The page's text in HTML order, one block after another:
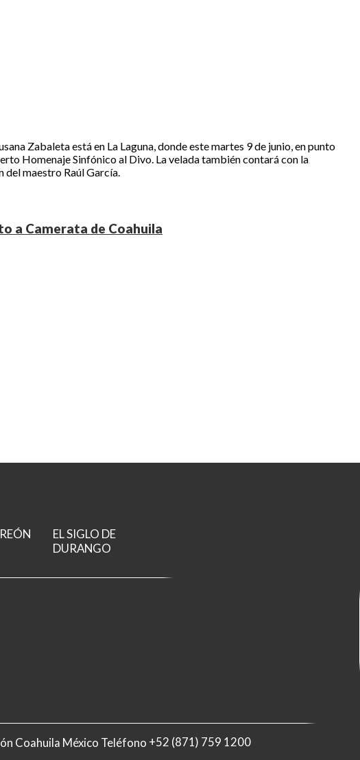
Zabaleta está en La Laguna, donde este martes 9 de junio, en punto
Homenaje Sinfónico al Divo. La velada también contará con la
maestro Raúl García.
a Camerata de Coahuila
EL SIGLO DE
DURANGO
Coahuila México Teléfono +52 (871) 759 1200